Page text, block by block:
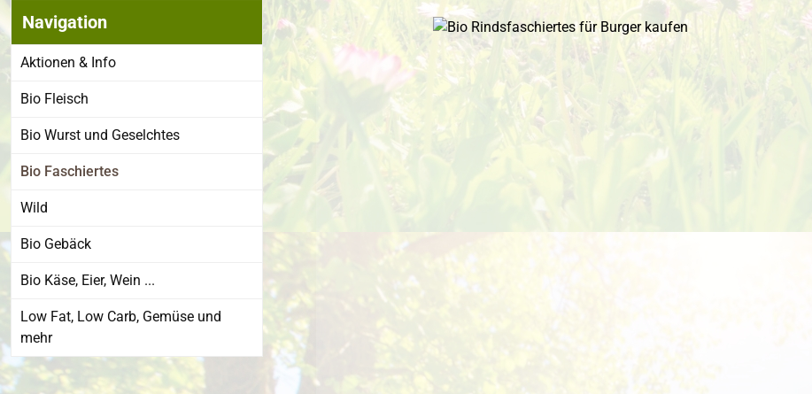
Navigation
Aktionen & Info
Bio Fleisch
Bio Wurst und Geselchtes
Bio Faschiertes
Wild
Bio Gebäck
Bio Käse, Eier, Wein ...
Low Fat, Low Carb, Gemüse und
mehr
Bildergalerie überspringen